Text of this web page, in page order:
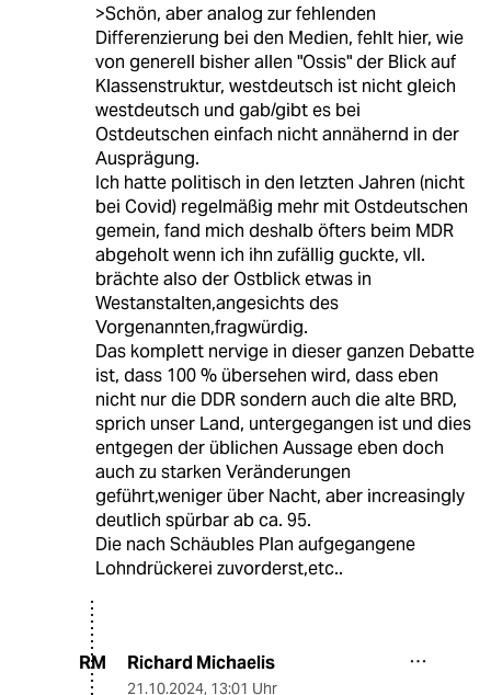
>Schön, aber analog zur fehlenden
Differenzierung bei den Medien, fehlt hier, wie
von generell bisher allen "Ossis" der Blick auf
Klassenstruktur, westdeutsch ist nicht gleich
westdeutsch und gab/gibt es bei
Ostdeutschen einfach nicht annähernd in der
Ausprägung.
Ich hatte politisch in den letzten Jahren (nicht
bei Covid) regelmäßig mehr mit Ostdeutschen
gemein, fand mich deshalb öfters beim MDR
abgeholt wenn ich ihn zufällig guckte, vll.
brächte also der Ostblick etwas in
Westanstalten,angesichts des
Vorgenannten,fragwürdig.
Das komplett nervige in dieser ganzen Debatte
ist, dass 100 % übersehen wird, dass eben
nicht nur die DDR sondern auch die alte BRD,
sprich unser Land, untergegangen ist und dies
entgegen der üblichen Aussage eben doch
auch zu starken Veränderungen
geführt,weniger über Nacht, aber increasingly
deutlich spürbar ab ca. 95.
Die nach Schäubles Plan aufgegangene
Lohndrückerei zuvorderst,etc..
RM Richard Michaelis
21.10.2024, 13:01 Uhr